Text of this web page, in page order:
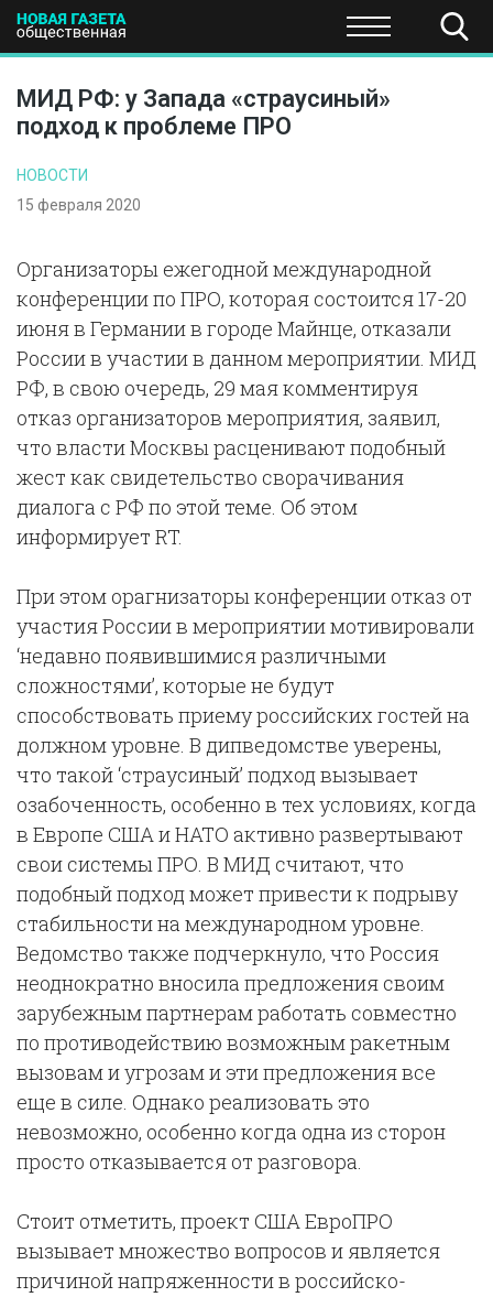
ПОЛИТИКА ЭКОНОМИКА НАУКА И
МИД РФ: у Запада «страусиный»
подход к проблеме ПРО
НОВОСТИ
15 февраля 2020
Организаторы ежегодной международной
конференции по ПРО, которая состоится 17-20
июня в Германии в городе Майнце, отказали
России в участии в данном мероприятии. МИД
РФ, в свою очередь, 29 мая комментируя
отказ организаторов мероприятия, заявил,
что власти Москвы расценивают подобный
жест как свидетельство сворачивания
диалога с РФ по этой теме. Об этом
информирует RT.
При этом орагнизаторы конференции отказ от
участия России в мероприятии мотивировали
‘недавно появившимися различными
сложностями’, которые не будут
способствовать приему российских гостей на
должном уровне. В дипведомстве уверены,
что такой ‘страусиный’ подход вызывает
озабоченность, особенно в тех условиях, когда
в Европе США и НАТО активно развертывают
свои системы ПРО. В МИД считают, что
подобный подход может привести к подрыву
стабильности на международном уровне.
Ведомство также подчеркнуло, что Россия
неоднократно вносила предложения своим
зарубежным партнерам работать совместно
по противодействию возможным ракетным
вызовам и угрозам и эти предложения все
еще в силе. Однако реализовать это
невозможно, особенно когда одна из сторон
просто отказывается от разговора.
Стоит отметить, проект США ЕвроПРО
вызывает множество вопросов и является
причиной напряженности в российско-